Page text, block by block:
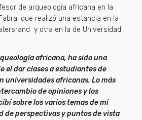
de arqueología africana en la
que realizó una estancia en la
y otra en la de Universidad
africana, ha sido una
el dar clases a estudiantes de
universidades africanas. Lo más
de opiniones y los
sobre los varios temas de mi
de perspectivas y puntos de vista